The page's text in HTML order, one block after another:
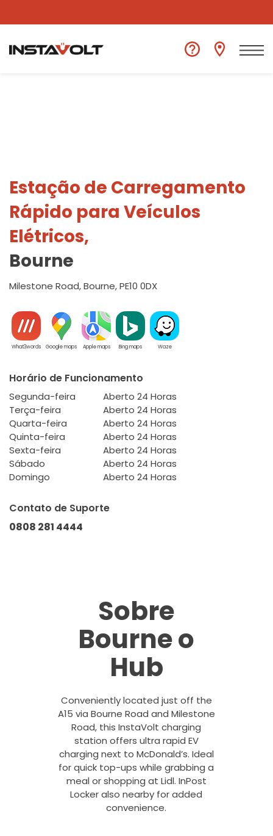
Ver outra localização
Estação de Carregamento
Rápido para Veículos
Elétricos,
Bourne
Milestone Road, Bourne, PE10 0DX
What3words Google maps Apple maps Bing maps Waze
Horário de Funcionamento
Segunda-feira
Aberto 24 Horas
Terça-feira
Aberto 24 Horas
Quarta-feira
Aberto 24 Horas
Quinta-feira
Aberto 24 Horas
Sexta-feira
Aberto 24 Horas
Sábado
Aberto 24 Horas
Domingo
Aberto 24 Horas
Contato de Suporte
0808 281 4444
Sobre
Bourne o
Hub
Conveniently located just off the
A15 via Bourne Road and Milestone
Road, this InstaVolt charging
station offers ultra rapid EV
charging next to McDonald’s. Ideal
for quick top-ups while grabbing a
meal or shopping at Lidl. InPost
Locker also nearby for added
convenience.